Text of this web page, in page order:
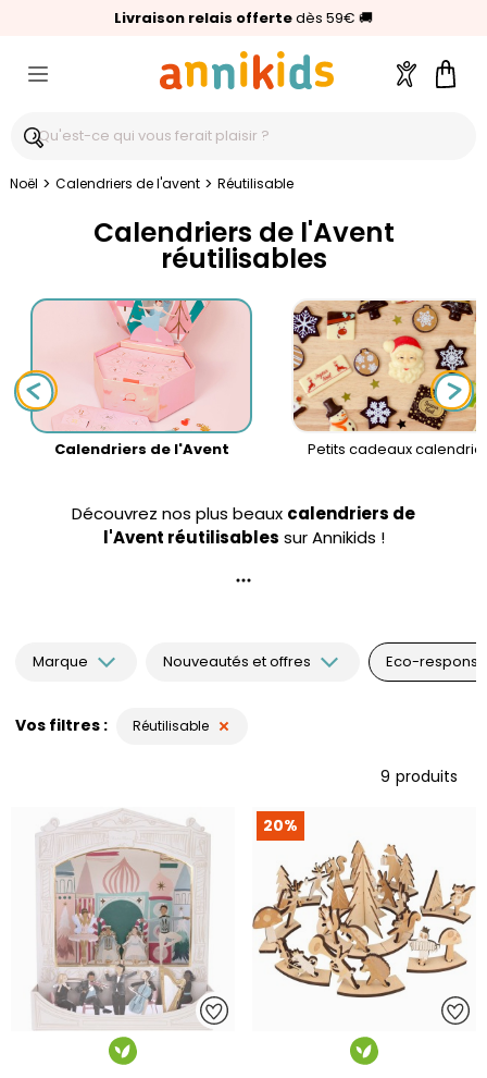
Livraison relais offertedès 59€ 🚚
🥇Palmarès Capital 2025 :Annikids N°1
⭐⭐⭐⭐⭐4,6/5(24 000 avis clients)
Compte
Noël > Calendriers de l'avent > Réutilisable
Calendriers de l'Avent
réutilisables
Calendriers de l'Avent Petits cadeaux
Découvrez nos plus beaux calendriers de
l'Avent réutilisables sur Annikids !
superbe qualité, sont conçus pour être
Marque Nouveautés et offres Eco-
Vos filtres Réutilisable
9 produits
20%